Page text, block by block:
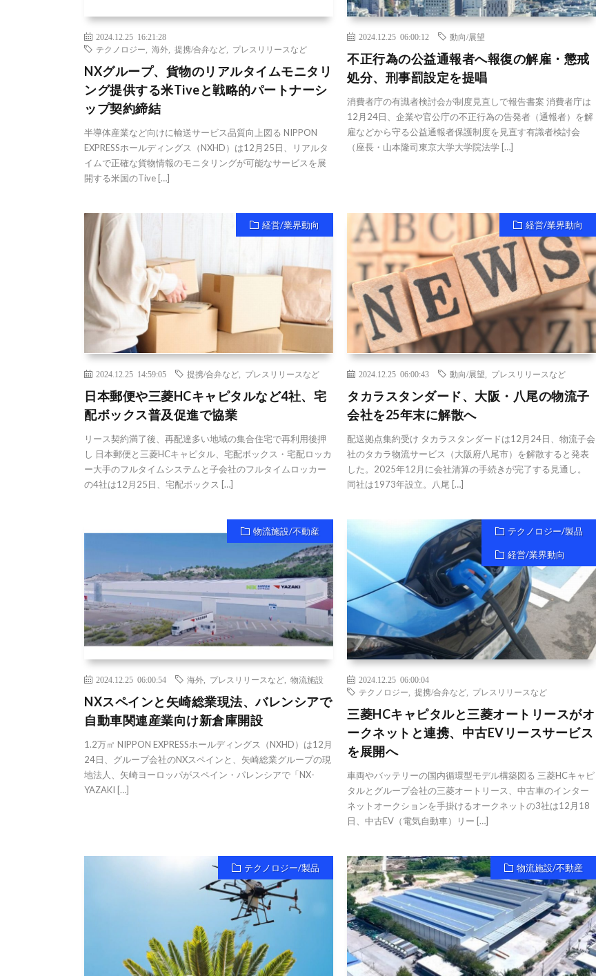
2024.12.25 16:21:28
テクノロジー
海外 提携/合弁など プレスリリースなど
NXグループ、貨物のリアルタイムモニタリ
ング提供する米Tiveと戦略的パートナーシ
ップ契約締結
半導体産業など向けに輸送サービス品質向上図る NIPPON
EXPRESSホールディングス（NXHD）は12月25日、リアルタ
イムで正確な貨物情報のモニタリングが可能なサービスを展
開する米国のTive […]
2024.12.25 06:00:12 動向/展望
不正行為の公益通報者へ報復の解雇・懲戒
処分、刑事罰設定を提唱
消費者庁の有識者検討会が制度見直しで報告書案 消費者庁は
12月24日、企業や官公庁の不正行為の告発者（通報者）を解
雇などから守る公益通報者保護制度を見直す有識者検討会
（座長・山本隆司東京大学大学院法学 […]
経営/業界動向
2024.12.25 14:59:05 提携/合弁など プレスリリースなど
日本郵便や三菱HCキャピタルなど4社、宅
配ボックス普及促進で協業
リース契約満了後、再配達多い地域の集合住宅で再利用後押
し 日本郵便と三菱HCキャピタル、宅配ボックス・宅配ロッカ
ー大手のフルタイムシステムと子会社のフルタイムロッカー
の4社は12月25日、宅配ボックス […]
経営/業界動向
2024.12.25 06:00:43 動向/展望 プレスリリースなど
タカラスタンダード、大阪・八尾の物流子
会社を25年末に解散へ
配送拠点集約受け タカラスタンダードは12月24日、物流子会
社のタカラ物流サービス（大阪府八尾市）を解散すると発表
した。2025年12月に会社清算の手続きが完了する見通し。
同社は1973年設立。八尾 […]
物流施設/不動産
2024.12.25 06:00:54 海外 プレスリリースなど 物流施設
NXスペインと矢崎総業現法、バレンシアで
自動車関連産業向け新倉庫開設
1.2万㎡ NIPPON EXPRESSホールディングス（NXHD）は12月
24日、グループ会社のNXスペインと、矢崎総業グループの現
地法人、矢崎ヨーロッパがスペイン・パレンシアで「NX-
YAZAKI […]
テクノロジー/製品
経営/業界動向
2024.12.25 06:00:04
テクノロジー
,提携/合弁など プレスリリースなど
三菱HCキャピタルと三菱オートリースがオ
ークネットと連携、中古EVリースサービス
を展開へ
車両やバッテリーの国内循環型モデル構築図る 三菱HCキャピ
タルとグループ会社の三菱オートリース、中古車のインター
ネットオークションを手掛けるオークネットの3社は12月18
日、中古EV（電気自動車）リー […]
テクノロジー/製品 物流施設/不動産